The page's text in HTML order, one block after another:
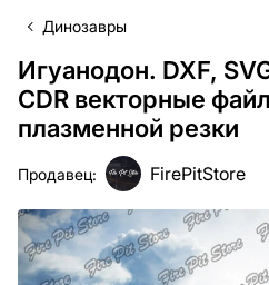
Динозавры
Игуанодон. DXF,
CDR векторные
плазменной резки
Продавец: FirePitStore